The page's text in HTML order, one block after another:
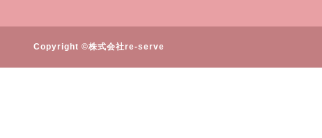
Copyright ©株式会社re-serve